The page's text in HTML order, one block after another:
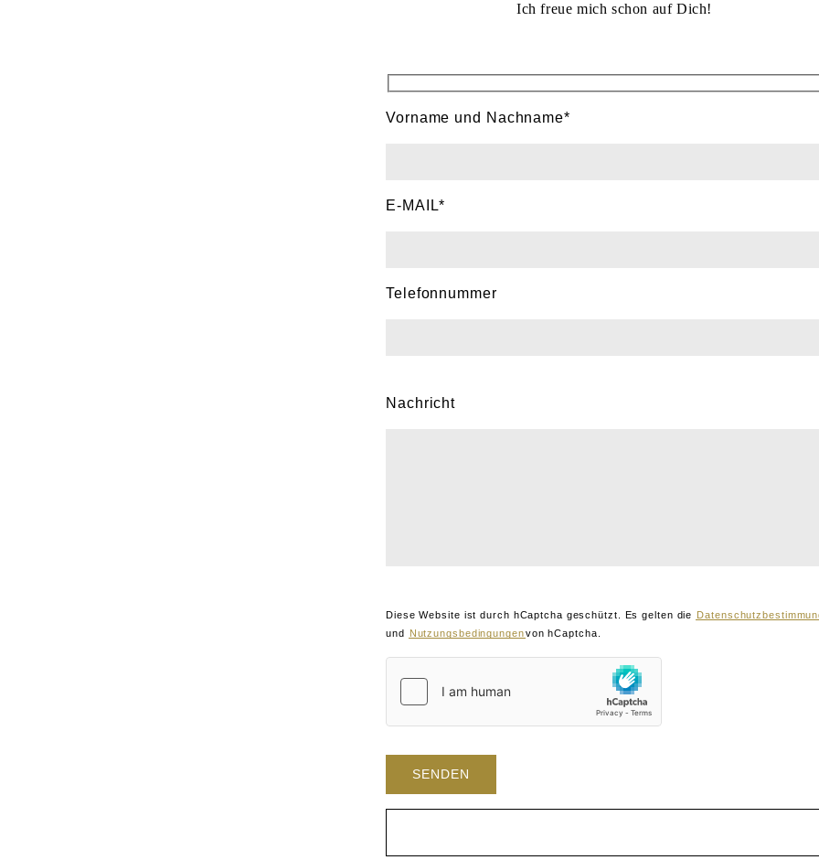
Ich freue mich schon auf Dich!
Bitte lasse dieses Feld leer.
Vorname und Nachname*
E-MAIL*
Telefonnummer
Nachricht
Diese Website ist durch hCaptcha geschützt. Es gelten die
und Nutzungsbedingungenvon hCaptcha.